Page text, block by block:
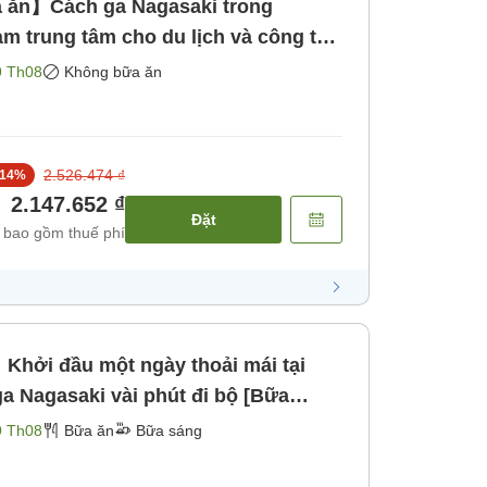
】Cách ga Nagasaki trong
trung tâm cho du lịch và công tác
Th08 Không bữa ăn
14% 2.526.474 ₫
2.147.652 ₫
gồm thuế phí
Đặt
Khởi đầu một ngày thoải mái tại
Nagasaki vài phút đi bộ [Bữa
Th08 Bữa ăn Bữa sáng